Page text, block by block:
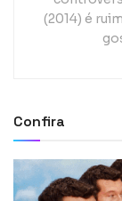
(2014) é
Confira